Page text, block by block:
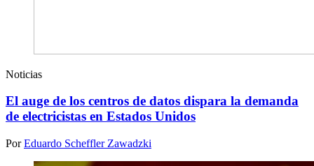
Noticias
El auge de los centros de datos dispara la demanda
de electricistas en Estados Unidos
PorEduardo Scheffler Zawadzki